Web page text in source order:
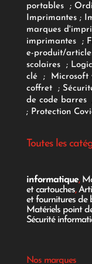
portables
;
Imprimantes;
marques
imprimantes
; F
e-produit/
scolaires;
clé
; Microsoft
coffret ;
de code barres
; Protection
Toutes les
informatique,
et cartouches,
et fournitures de
Matériels point
Sécurité
Nos marques